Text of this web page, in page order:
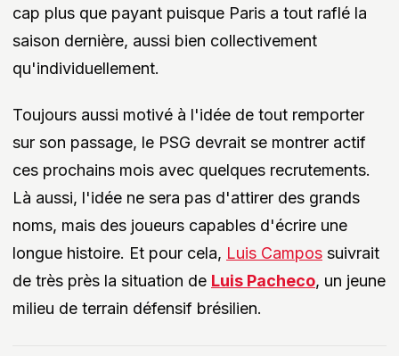
cap plus que payant puisque Paris a tout raflé la
saison dernière, aussi bien collectivement
qu'individuellement.
Toujours aussi motivé à l'idée de tout remporter
sur son passage, le PSG devrait se montrer actif
ces prochains mois avec quelques recrutements.
Là aussi, l'idée ne sera pas d'attirer des grands
noms, mais des joueurs capables d'écrire une
longue histoire. Et pour cela, Luis Campos suivrait
de très près la situation de Luis Pacheco, un jeune
milieu de terrain défensif brésilien.